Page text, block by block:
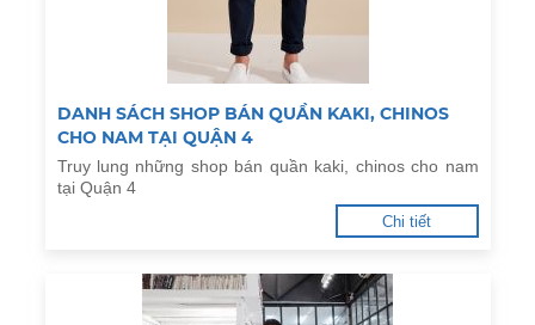
DANH SÁCH SHOP BÁN QUẦN KAKI, CHINOS
CHO NAM TẠI QUẬN 4
Truy lung những shop bán quần kaki, chinos cho nam
tại Quận 4
Chi tiết